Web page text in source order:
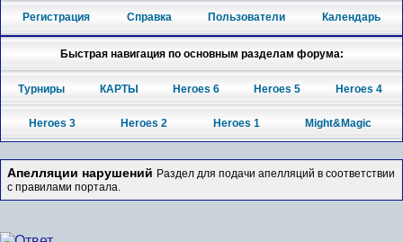
Регистрация Справка Пользователи Календарь
Быстрая навигация по основным разделам форума:
Турниры КАРТЫ Heroes 6 Heroes 5 Heroes 4
Heroes 3 Heroes 2 Heroes 1 Might&Magic
Апелляции нарушений Раздел для подачи апелляций в соответствии
с правилами портала.